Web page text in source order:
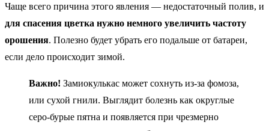
Чаще всего причина этого явления — недостаточный полив, и
для спасения цветка нужно немного увеличить частоту
орошения. Полезно будет убрать его подальше от батареи,
если дело происходит зимой.
Важно! Замиокулькас может сохнуть из-за фомоза,
или сухой гнили. Выглядит болезнь как округлые
серо-бурые пятна и появляется при чрезмерно